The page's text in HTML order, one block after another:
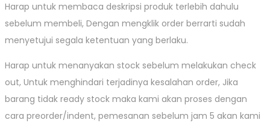
Harap untuk membaca deskripsi produk terlebih dahulu
sebelum membeli, Dengan mengklik order berrarti sudah
menyetujui segala ketentuan yang berlaku.
Harap untuk menanyakan stock sebelum melakukan check
out, Untuk menghindari terjadinya kesalahan order, Jika
barang tidak ready stock maka kami akan proses dengan
cara preorder/indent, pemesanan sebelum jam 5 akan kami